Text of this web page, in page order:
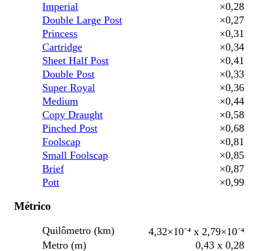
Imperial
×0,28
Double Large Post
×0,27
Princess
×0,31
Cartridge
×0,34
Sheet Half Post
×0,41
Double Post
×0,33
Super Royal
×0,36
Medium
×0,44
Copy Draught
×0,58
Pinched Post
×0,68
Foolscap
×0,81
Small Foolscap
×0,85
Brief
×0,87
Pott
×0,99
Métrico
Quilômetro (km)
4,32×10⁻⁴ x 2,79×10⁻⁴
Metro (m)
0,43 x 0,28